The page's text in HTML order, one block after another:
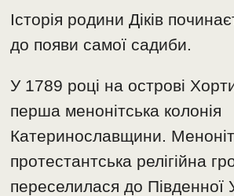
Історія родини Діків
до появи самої садиби.
У 1789 році на острові
перша менонітська колонія
Катеринославщини.
протестантська релігійна
переселилася до Південної